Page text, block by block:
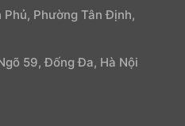
Phường Tân Định,
59, Đống Đa, Hà Nội